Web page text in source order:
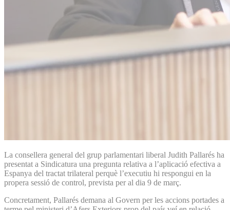
La consellera general del grup parlamentari liberal Judith Pallarés ha
presentat a Sindicatura una pregunta relativa a l’aplicació efectiva a
Espanya del tractat trilateral perquè l’executiu hi respongui en la
propera sessió de control, prevista per al dia 9 de març.
Concretament, Pallarés demana al Govern per les accions portades a